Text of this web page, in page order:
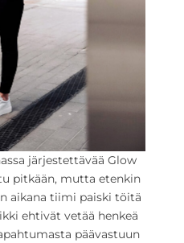
järjestettävää Glow
pitkään, mutta etenkin
aikana tiimi paiski töitä
ehtivät vetää henkeä
päävastuun